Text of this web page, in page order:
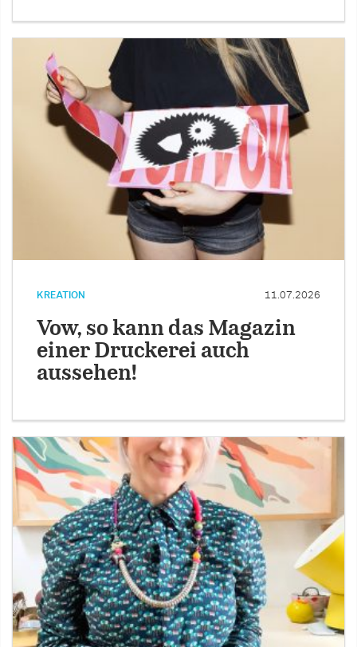
KREATION 11.07.2026
Vow, so kann das Magazin
einer Druckerei auch
aussehen!